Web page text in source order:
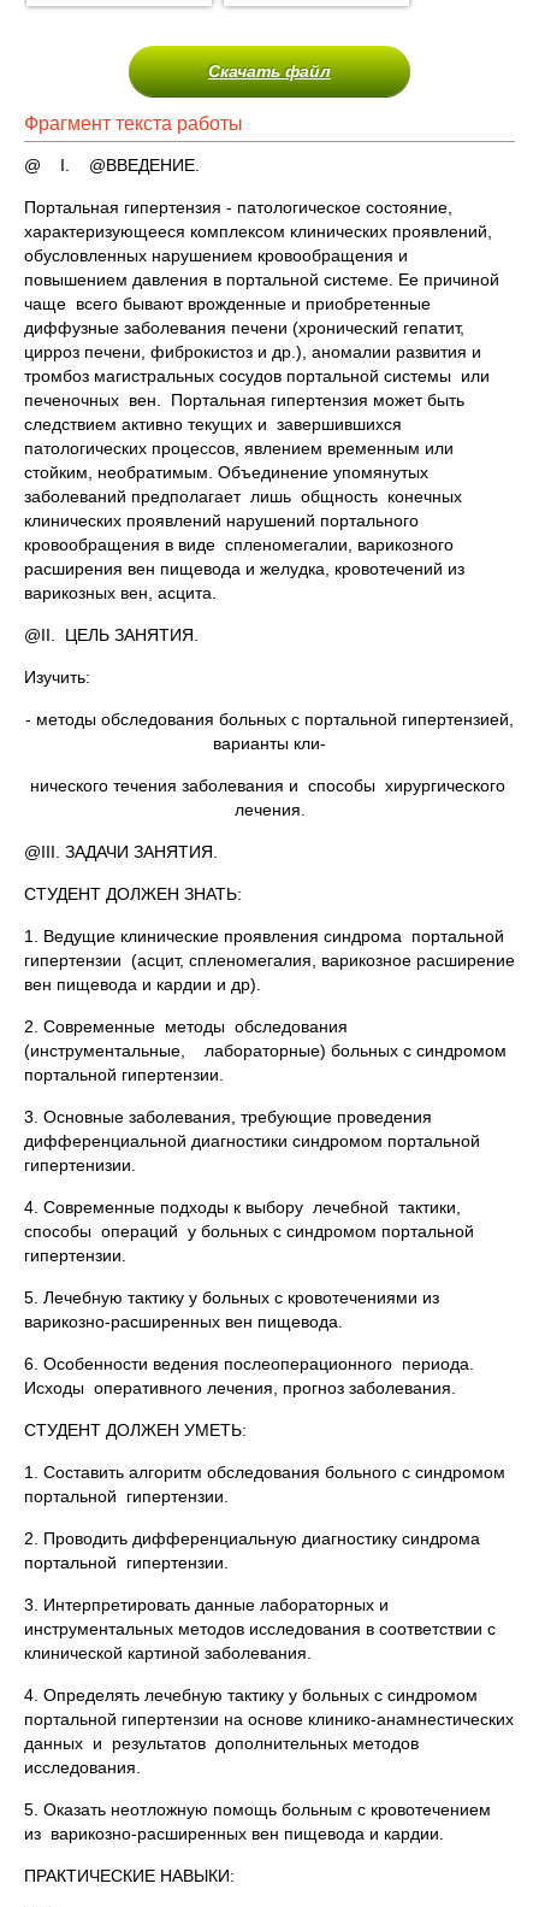
Скачать файл
Фрагмент текста работы
@ I. @ВВЕДЕНИЕ.
Портальная гипертензия - патологическое состояние,
характеризующееся комплексом клинических проявлений,
обусловленных нарушением кровообращения и
повышением давления в портальной системе. Ее причиной
чаще всего бывают врожденные и приобретенные
диффузные заболевания печени (хронический гепатит,
цирроз печени, фиброкистоз и др.), аномалии развития и
тромбоз магистральных сосудов портальной системы или
печеночных вен. Портальная гипертензия может быть
следствием активно текущих и завершившихся
патологических процессов, явлением временным или
стойким, необратимым. Объединение упомянутых
заболеваний предполагает лишь общность конечных
клинических проявлений нарушений портального
кровообращения в виде спленомегалии, варикозного
расширения вен пищевода и желудка, кровотечений из
варикозных вен, асцита.
@II. ЦЕЛЬ ЗАНЯТИЯ.
Изучить:
- методы обследования больных с портальной гипертензией,
варианты кли-
нического течения заболевания и способы хирургического
лечения.
@III. ЗАДАЧИ ЗАНЯТИЯ.
СТУДЕНТ ДОЛЖЕН ЗНАТЬ:
1. Ведущие клинические проявления синдрома портальной
гипертензии (асцит, спленомегалия, варикозное расширение
вен пищевода и кардии и др).
2. Современные методы обследования
(инструментальные, лабораторные) больных с синдромом
портальной гипертензии.
3. Основные заболевания, требующие проведения
дифференциальной диагностики синдромом портальной
гипертенизии.
4. Cовременные подходы к выбору лечебной тактики,
способы операций у больных с синдромом портальной
гипертензии.
5. Лечебную тактику у больных с кровотечениями из
варикозно-расширенных вен пищевода.
6. Особенности ведения послеоперационного периода.
Исходы оперативного лечения, прогноз заболевания.
СТУДЕНТ ДОЛЖЕН УМЕТЬ:
1. Составить алгоритм обследования больного с синдромом
портальной гипертензии.
2. Проводить дифференциальную диагностику синдрома
портальной гипертензии.
3. Интерпретировать данные лабораторных и
инструментальных методов исследования в соответствии с
клинической картиной заболевания.
4. Определять лечебную тактику у больных с синдромом
портальной гипертензии на основе клинико-анамнестических
данных и результатов дополнительных методов
исследования.
5. Оказать неотложную помощь больным с кровотечением
из варикозно-расширенных вен пищевода и кардии.
ПРАКТИЧЕСКИЕ НАВЫКИ: